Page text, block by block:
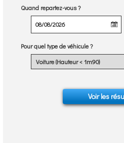
Quand repartez-vous ?
Pour quel type de véhicule ?